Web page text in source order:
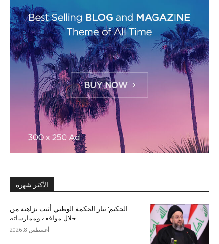
الأكثر شهرة
الحكيم: تيار الحكمة الوطني أثبت نزاهته من
خلال مواقفه وممارساته
أغسطس 8, 2026